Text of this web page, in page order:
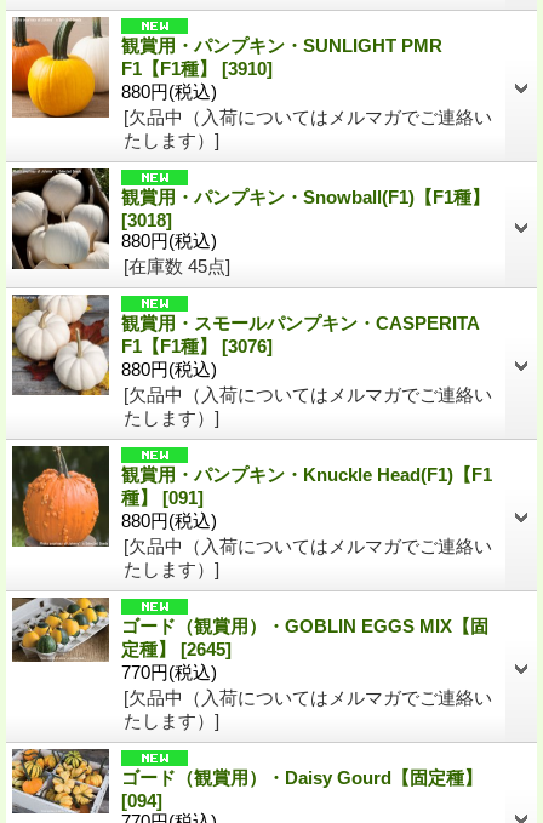
観賞用・パンプキン・SUNLIGHT PMR
F1【F1種】 [3910]
880円(税込)
[欠品中（入荷についてはメルマガでご連絡い
たします）]
観賞用・パンプキン・Snowball(F1)【F1種】
[3018]
880円(税込)
[在庫数 45点]
観賞用・スモールパンプキン・CASPERITA
F1【F1種】 [3076]
880円(税込)
[欠品中（入荷についてはメルマガでご連絡い
たします）]
観賞用・パンプキン・Knuckle Head(F1)【F1
種】 [091]
880円(税込)
[欠品中（入荷についてはメルマガでご連絡い
たします）]
ゴード（観賞用）・GOBLIN EGGS MIX【固
定種】 [2645]
770円(税込)
[欠品中（入荷についてはメルマガでご連絡い
たします）]
ゴード（観賞用）・Daisy Gourd【固定種】
[094]